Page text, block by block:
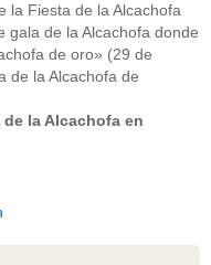
la Fiesta de la Alcachofa
gala de la Alcachofa donde
de oro» (29 de
de la Alcachofa de
la Alcachofa en